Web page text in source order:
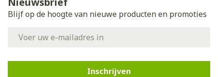
Blijf op de hoogte van nieuwe producten en promoties
Inschrijven